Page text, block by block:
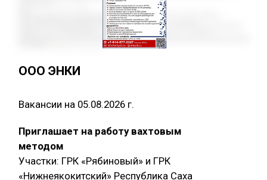
ООО ЭНКИ
Вакансии на 05.08.2026 г.
Приглашает на работу вахтовым
методом
Участки: ГРК «Рябиновый» и ГРК
«Нижнеякокитский» Республика Саха